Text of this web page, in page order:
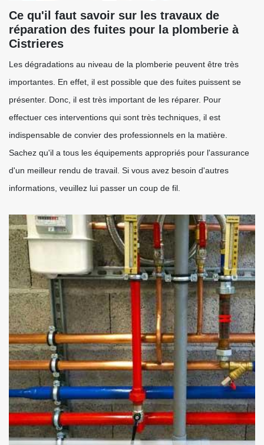
Ce qu'il faut savoir sur les travaux de
réparation des fuites pour la plomberie à
Cistrieres
Les dégradations au niveau de la plomberie peuvent être très
importantes. En effet, il est possible que des fuites puissent se
présenter. Donc, il est très important de les réparer. Pour
effectuer ces interventions qui sont très techniques, il est
indispensable de convier des professionnels en la matière.
Sachez qu'il a tous les équipements appropriés pour l'assurance
d'un meilleur rendu de travail. Si vous avez besoin d'autres
informations, veuillez lui passer un coup de fil.